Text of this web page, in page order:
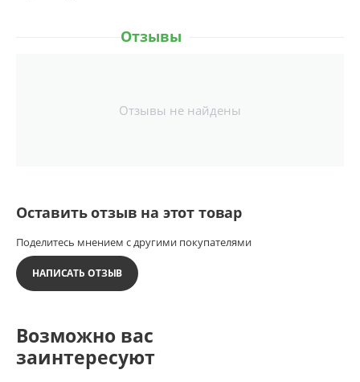
Отзывы
Отзывы не найдены
Оставить отзыв на этот товар
Поделитесь мнением с другими покупателями
НАПИСАТЬ ОТЗЫВ
Возможно вас
заинтересуют